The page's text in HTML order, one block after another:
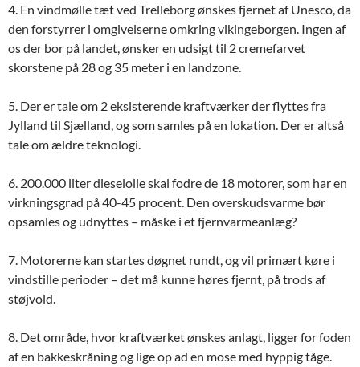
4. En vindmølle tæt ved Trelleborg ønskes fjernet af Unesco, da
den forstyrrer i omgivelserne omkring vikingeborgen. Ingen af
os der bor på landet, ønsker en udsigt til 2 cremefarvet
skorstene på 28 og 35 meter i en landzone.
5. Der er tale om 2 eksisterende kraftværker der flyttes fra
Jylland til Sjælland, og som samles på en lokation. Der er altså
tale om ældre teknologi.
6. 200.000 liter dieselolie skal fodre de 18 motorer, som har en
virkningsgrad på 40-45 procent. Den overskudsvarme bør
opsamles og udnyttes – måske i et fjernvarmeanlæg?
7. Motorerne kan startes døgnet rundt, og vil primært køre i
vindstille perioder – det må kunne høres fjernt, på trods af
støjvold.
8. Det område, hvor kraftværket ønskes anlagt, ligger for foden
af en bakkeskråning og lige op ad en mose med hyppig tåge.